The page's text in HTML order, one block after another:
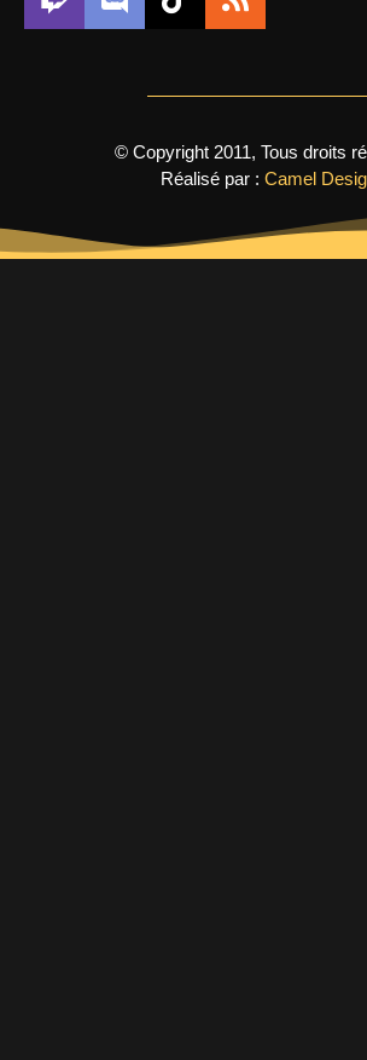
© Copyright 2011, Tous droits
Réalisé par : Camel